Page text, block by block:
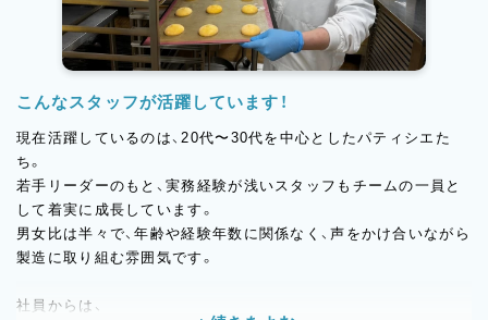
こんなスタッフが活躍しています！
現在活躍しているのは、20代〜30代を中心としたパティシエた
ち。
若手リーダーのもと、実務経験が浅いスタッフもチームの一員と
して着実に成長しています。
男女比は半々で、年齢や経験年数に関係なく、声をかけ合いながら
製造に取り組む雰囲気です。
社員からは、